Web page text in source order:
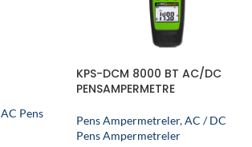
AC Pens
KPS-DCM 8000 BT AC/DC
PENSAMPERMETRE
Pens Ampermetreler,AC / DC
Pens Ampermetreler